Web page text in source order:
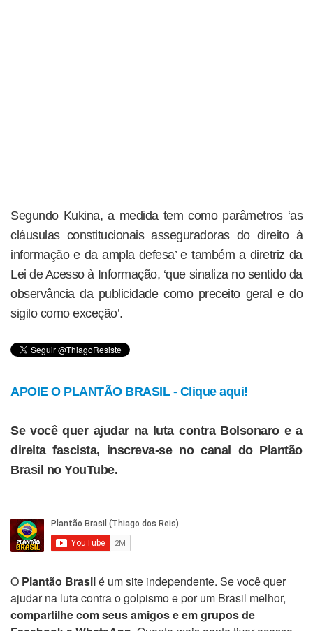
Segundo Kukina, a medida tem como parâmetros ‘as
cláusulas constitucionais asseguradoras do direito à
informação e da ampla defesa’ e também a diretriz da
Lei de Acesso à Informação, ‘que sinaliza no sentido da
observância da publicidade como preceito geral e do
sigilo como exceção’.
APOIE O PLANTÃO BRASIL - Clique aqui!
Se você quer ajudar na luta contra Bolsonaro e a
direita fascista, inscreva-se no canal do Plantão
Brasil no YouTube.
O Plantão Brasilé um site independente. Se você quer
ajudar na luta contra o golpismo e por um Brasil melhor,
compartilhe com seus amigos e em grupos de